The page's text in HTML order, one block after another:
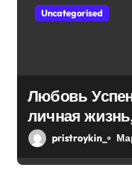
Uncategorised
Любовь
личная
pristroykin_